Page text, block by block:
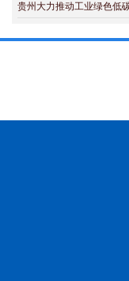
贵州大力推动工业绿色低